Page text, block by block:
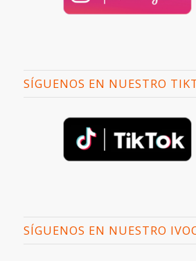
SÍGUENOS EN NUESTRO
SÍGUENOS EN NUESTRO